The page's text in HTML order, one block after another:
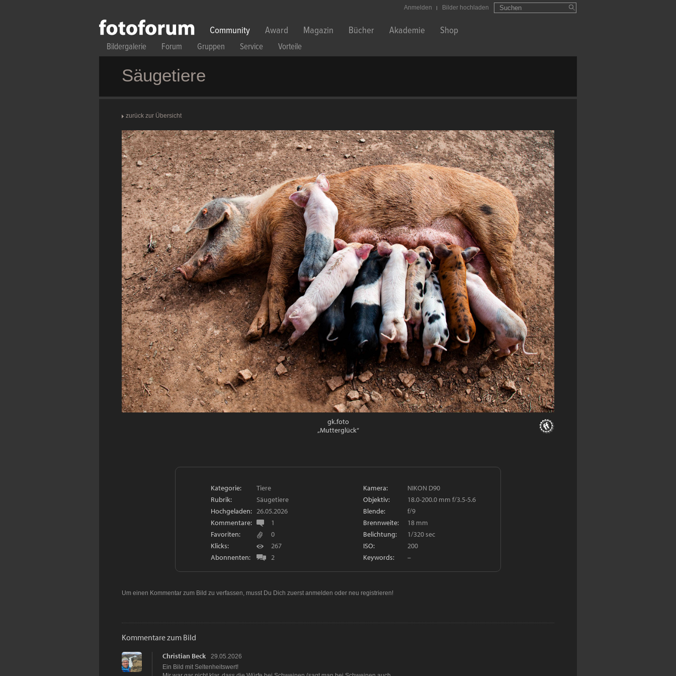
Suchformular
Suchen
Bilder hochladen
Anmelden
Community Award Magazin Bücher Akademie Shop
Bildergalerie Forum Gruppen Service Vorteile
Säugetiere
zurück zur Übersicht
gk.foto
„Mutterglück“
Kategorie:
Tiere
Rubrik:
Säugetiere
Hochgeladen: 26.05.2026
Kommentare:
1
Favoriten:
0
Klicks:
267
Abonnenten:
2
Kamera:
NIKON D90
Objektiv:
18.0-200.0 mm f/3.5-5.6
Blende:
f/9
Brennweite:
18 mm
Belichtung:
1/320 sec
ISO:
200
Keywords:
–
Um einen Kommentar zum Bild zu verfassen, musst Du Dich zuerst anmelden oder neu registrieren!
Kommentare zum Bild
Christian Beck
29.05.2026
Ein Bild mit Seltenheitswert!